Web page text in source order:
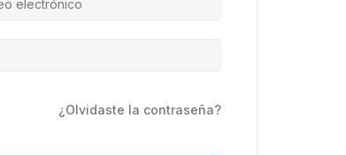
¿Olvidaste la contraseña?